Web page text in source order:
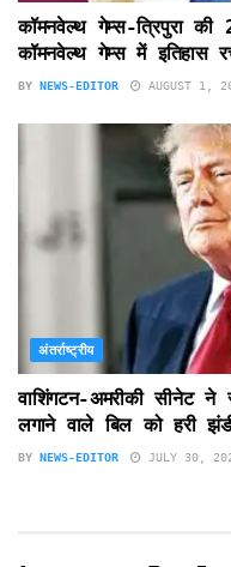
कॉमनवेल्थ गेम्स-त्रिपुरा
कॉमनवेल्थ गेम्स में इतिहास
BY NEWS-EDITOR AUGUST 1,
अंतर्राष्ट्रीय
वाशिंगटन-अमरीकी सीनेट
लगाने वाले बिल को हरी
BY NEWS-EDITOR JULY 30,